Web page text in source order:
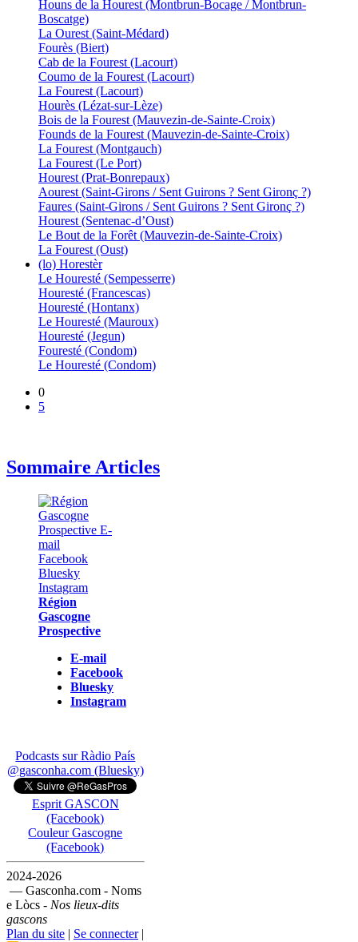
Houns de la Hourest (Montbrun-Bocage / Montbrun-
Boscatge)
La Ourest (Saint-Médard)
Fourès (Biert)
Cab de la Fourest (Lacourt)
Coumo de la Fourest (Lacourt)
La Fourest (Lacourt)
Hourès (Lézat-sur-Lèze)
Bois de la Fourest (Mauvezin-de-Sainte-Croix)
Founds de la Fourest (Mauvezin-de-Sainte-Croix)
La Fourest (Montgauch)
La Fourest (Le Port)
Hourest (Prat-Bonrepaux)
Aourest (Saint-Girons / Sent Guirons ? Sent Gironç ?)
Faures (Saint-Girons / Sent Guirons ? Sent Gironç ?)
Hourest (Sentenac-d’Oust)
Le Bout de la Forêt (Mauvezin-de-Sainte-Croix)
La Fourest (Oust)
(lo) Horestèr
Le Houresté (Sempesserre)
Houresté (Francescas)
Houresté (Hontanx)
Le Houresté (Mauroux)
Houresté (Jegun)
Fouresté (Condom)
Le Houresté (Condom)
0
5
Sommaire Articles
Région
Gascogne
Prospective
E-mail
Facebook
Bluesky
Instagram
Podcasts sur Ràdio País
@gasconha.com (Bluesky)
Esprit GASCON
(Facebook)
Couleur Gascogne
(Facebook)
2024-2026
— Gasconha.com - Noms
e Lòcs - Nos lieux-dits
gascons
Plan du site | Se connecter|